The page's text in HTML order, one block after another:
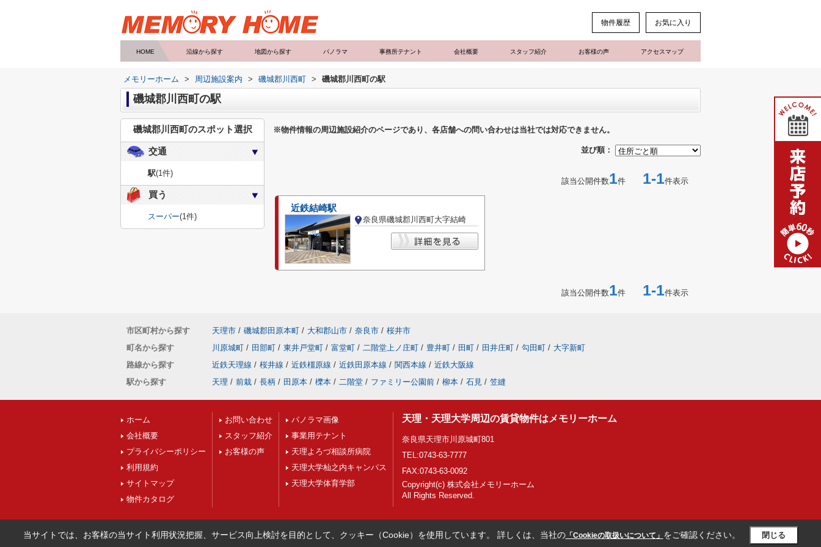
物件履歴 お気に入り
HOME 沿線から探す 地図から探す パノラマ 事務所テナント 会社概要 スタッフ紹介 お客様の声 アクセスマップ
メモリーホーム > 周辺施設案内 > 磯城郡川西町 > 磯城郡川西町の駅
磯城郡川西町の駅
※物件情報の周辺施設紹介のページであり、各店舗への問い合わせは当社では対応できません。
並び順：
該当公開件数1件 1-1件表示
近鉄結崎駅
奈良県磯城郡川西町大字結崎
該当公開件数1件 1-1件表示
磯城郡川西町のスポット選択
交通
駅(1件)
買う
スーパー(1件)
市区町村から探す 天理市 / 磯城郡田原本町 / 大和郡山市 / 奈良市 / 桜井市
町名から探す
川原城町 / 田部町 / 東井戸堂町 / 富堂町 / 二階堂上ノ庄町 / 豊井町 / 田町 / 田井庄町 / 勾田町 / 大字新町
路線から探す
近鉄天理線 / 桜井線 / 近鉄橿原線 / 近鉄田原本線 / 関西本線 / 近鉄大阪線
駅から探す
天理 / 前栽 / 長柄 / 田原本 / 櫟本 / 二階堂 / ファミリー公園前 / 柳本 / 石見 / 笠縫
ホーム
会社概要
プライバシーポリシー
利用規約
サイトマップ
物件カタログ
お問い合わせ
スタッフ紹介
お客様の声
パノラマ画像
事業用テナント
天理よろづ相談所病院
天理大学杣之内キャンパス
天理大学体育学部
天理・天理大学周辺の賃貸物件はメモリーホーム
奈良県天理市川原城町801
TEL:0743-63-7777
FAX:0743-63-0092
Copyright(c) 株式会社メモリーホーム
All Rights Reserved.
当サイトでは、お客様の当サイト利用状況把握、サービス向上検討を目的として、クッキー（Cookie）を使用しています。 詳しくは、当社の「Cookieの取扱いについて」 をご確認ください。 閉じる